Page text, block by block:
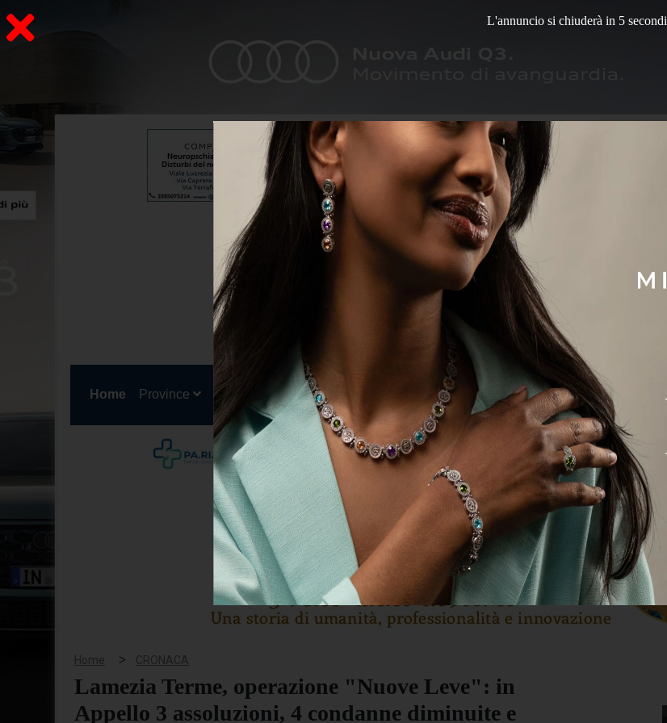
Home (current)
Province Cronaca Politica Attualità Economia Sport Servizi
Home > CRONACA
Lamezia Terme, operazione "Nuove Leve": in
Appello 3 assoluzioni, 4 condanne diminuite e
L'annuncio si chiuderà in 4 secondi